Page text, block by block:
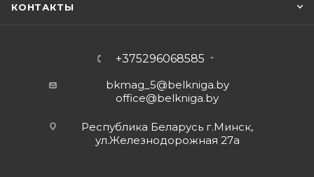
КОНТАКТЫ
+375296068585
bkmag_5@belkniga.by
office@belkniga.by
Республика Беларусь г.Минск,
ул.Железнодорожная 27а